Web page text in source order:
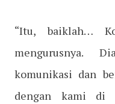
“Itu, baiklah…
mengurusnya.
komunikasi dan
dengan kami di